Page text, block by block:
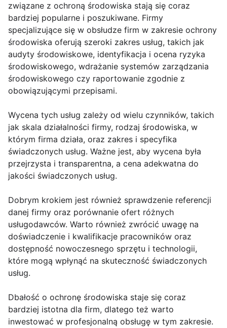
związane z ochroną środowiska stają się coraz
bardziej popularne i poszukiwane. Firmy
specjalizujące się w obsłudze firm w zakresie ochrony
środowiska oferują szeroki zakres usług, takich jak
audyty środowiskowe, identyfikacja i ocena ryzyka
środowiskowego, wdrażanie systemów zarządzania
środowiskowego czy raportowanie zgodnie z
obowiązującymi przepisami.
Wycena tych usług zależy od wielu czynników, takich
jak skala działalności firmy, rodzaj środowiska, w
którym firma działa, oraz zakres i specyfika
świadczonych usług. Ważne jest, aby wycena była
przejrzysta i transparentna, a cena adekwatna do
jakości świadczonych usług.
Dobrym krokiem jest również sprawdzenie referencji
danej firmy oraz porównanie ofert różnych
usługodawców. Warto również zwrócić uwagę na
doświadczenie i kwalifikacje pracowników oraz
dostępność nowoczesnego sprzętu i technologii,
które mogą wpłynąć na skuteczność świadczonych
usług.
Dbałość o ochronę środowiska staje się coraz
bardziej istotna dla firm, dlatego też warto
inwestować w profesjonalną obsługę w tym zakresie.